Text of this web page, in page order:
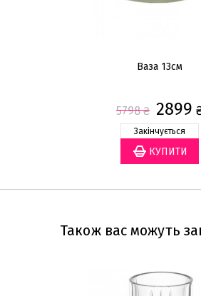
Ваза 13см
5798₴ 2899
Закінчується
Також вас можуть